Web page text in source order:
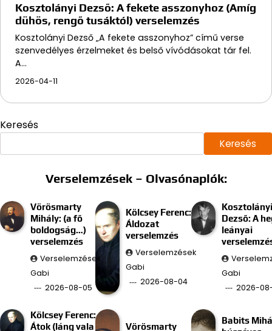
Kosztolányi Dezső: A fekete asszonyhoz (Amíg
dühös, rengő tusáktól) verselemzés
Kosztolányi Dezső „A fekete asszonyhoz” című verse
szenvedélyes érzelmeket és belső vívódásokat tár fel.
A…
2026-04-11
Keresés
Keresés
Verselemzések – Olvasónaplók:
Vörösmarty
Mihály: (a fő
boldogság…)
verselemzés
Verselemzések
Gabi
2026-08-05
Kölcsey Ferenc:
Áldozat
verselemzés
Verselemzések
Gabi
2026-08-04
Kosztolányi
Dezső: A
leányai
Gabi
2026-
Kölcsey Ferenc:
Átok (láng vala
Vörösmarty
Babits